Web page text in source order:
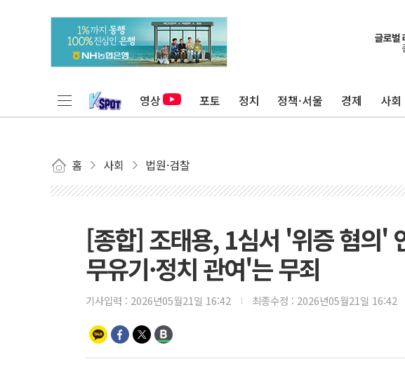
영상 포토 정치 정책·서울 경제 사회
홈 사회 법원·검찰
[종합] 조태용, 1심서 '위증 혐의'
무유기·정치 관여'는 무죄
기사입력 : 2026년05월21일 16:42 최종수정 : 2026년05월21일 16:42